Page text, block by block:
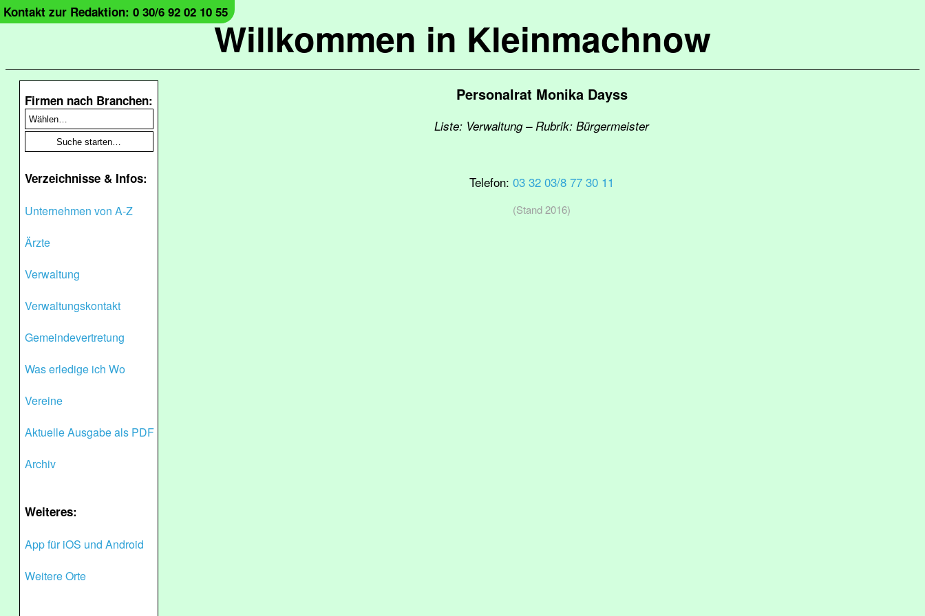
Willkommen in Kleinmachnow
Kontakt zur Redaktion: 0 30/6 92 02 10 55
Firmen nach Branchen:
Verzeichnisse & Infos:
Unternehmen von A-Z
Ärzte
Verwaltung
Verwaltungskontakt
Gemeindevertretung
Was erledige ich Wo
Vereine
Aktuelle Ausgabe als PDF
Archiv
Weiteres:
App für iOS und Android
Weitere Orte
Personalrat Monika Dayss
Liste: Verwaltung – Rubrik: Bürgermeister
Telefon: 03 32 03/8 77 30 11
(Stand 2016)